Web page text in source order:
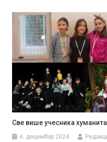
Све више учесника
6. децембар 2024.